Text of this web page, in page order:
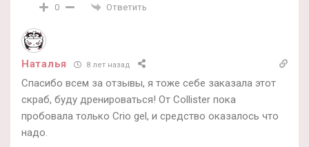
0 Ответить
Наталья 8 лет назад
Спасибо всем за отзывы, я тоже себе заказала этот
скраб, буду дренироваться! От Collister пока
пробовала только Crio gel, и средство оказалось что
надо.